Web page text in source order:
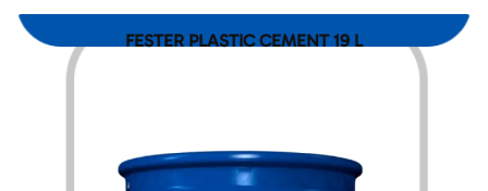
FESTER PLASTIC CEMENT 19 L